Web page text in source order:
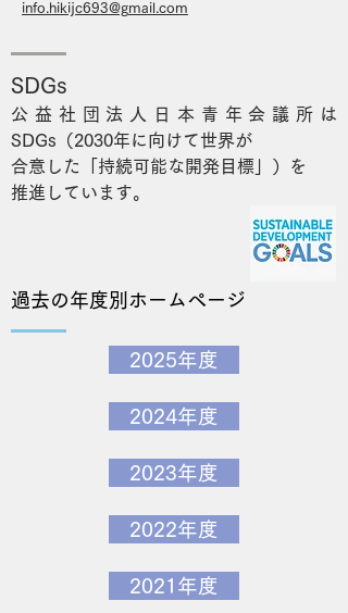
info.hikijc693@gmail.com
SDGs
公益社団法人日本青年会議所は
SDGs（2030年に向けて世界が
合意した「持続可能な開発目標」）を
推進しています。
​過去の年度別ホームページ
2025年度
2024年度
2023年度
2022年度
2021年度